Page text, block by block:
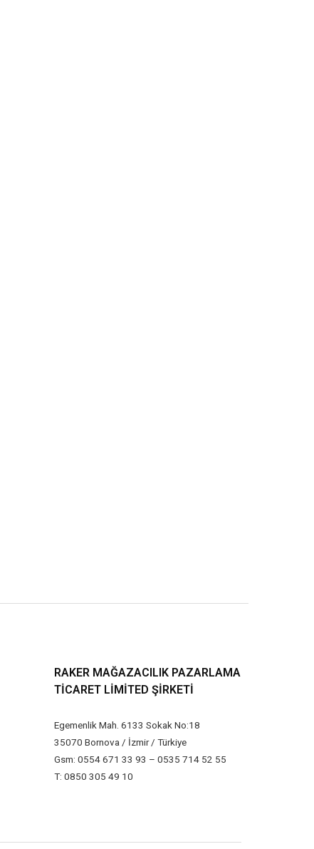
RAKER MAĞAZACILIK PAZARLAMA
TICARET LIMITED ŞIRKETI
Egemenlik Mah. 6133 Sokak No:18
35070 Bornova / İzmir / Türkiye
Gsm: 0554 671 33 93 – 0535 714 52 55
T: 0850 305 49 10